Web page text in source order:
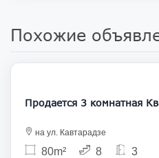
Похожие
на ул. Кавтарадзе
80m² 8 3